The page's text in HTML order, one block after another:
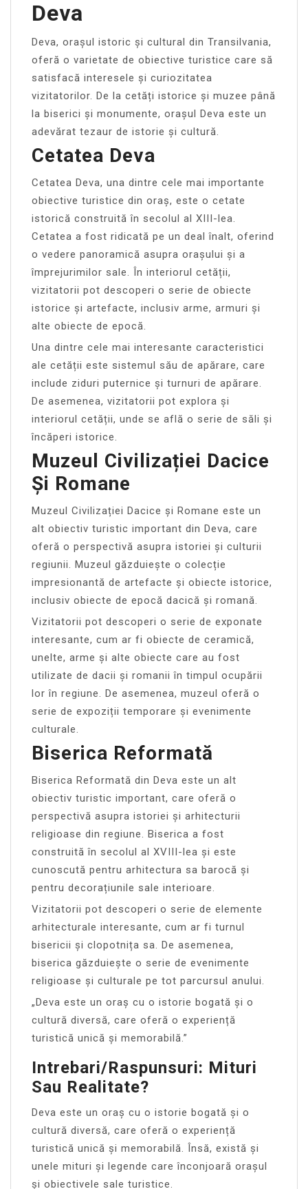
Deva
Deva, orașul istoric și cultural din Transilvania,
oferă o varietate de obiective turistice care să
satisfacă interesele și curiozitatea
vizitatorilor. De la cetăți istorice și muzee până
la biserici și monumente, orașul Deva este un
adevărat tezaur de istorie și cultură.
Cetatea Deva
Cetatea Deva, una dintre cele mai importante
obiective turistice din oraș, este o cetate
istorică construită în secolul al XIII-lea.
Cetatea a fost ridicată pe un deal înalt, oferind
o vedere panoramică asupra orașului și a
împrejurimilor sale. În interiorul cetății,
vizitatorii pot descoperi o serie de obiecte
istorice și artefacte, inclusiv arme, armuri și
alte obiecte de epocă.
Una dintre cele mai interesante caracteristici
ale cetății este sistemul său de apărare, care
include ziduri puternice și turnuri de apărare.
De asemenea, vizitatorii pot explora și
interiorul cetății, unde se află o serie de săli și
încăperi istorice.
Muzeul Civilizației Dacice
Și Romane
Muzeul Civilizației Dacice și Romane este un
alt obiectiv turistic important din Deva, care
oferă o perspectivă asupra istoriei și culturii
regiunii. Muzeul găzduiește o colecție
impresionantă de artefacte și obiecte istorice,
inclusiv obiecte de epocă dacică și romană.
Vizitatorii pot descoperi o serie de exponate
interesante, cum ar fi obiecte de ceramică,
unelte, arme și alte obiecte care au fost
utilizate de dacii și romanii în timpul ocupării
lor în regiune. De asemenea, muzeul oferă o
serie de expoziții temporare și evenimente
culturale.
Biserica Reformată
Biserica Reformată din Deva este un alt
obiectiv turistic important, care oferă o
perspectivă asupra istoriei și arhitecturii
religioase din regiune. Biserica a fost
construită în secolul al XVIII-lea și este
cunoscută pentru arhitectura sa barocă și
pentru decorațiunile sale interioare.
Vizitatorii pot descoperi o serie de elemente
arhitecturale interesante, cum ar fi turnul
bisericii și clopotnița sa. De asemenea,
biserica găzduiește o serie de evenimente
religioase și culturale pe tot parcursul anului.
„Deva este un oraș cu o istorie bogată și o
cultură diversă, care oferă o experiență
turistică unică și memorabilă.”
Intrebari/Raspunsuri: Mituri
Sau Realitate?
Deva este un oraș cu o istorie bogată și o
cultură diversă, care oferă o experiență
turistică unică și memorabilă. Însă, există și
unele mituri și legende care înconjoară orașul
și obiectivele sale turistice.